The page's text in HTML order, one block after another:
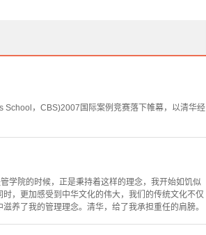
，CBS)2007国际案例竞赛落下帷幕，以清华经
学院的时候，正是秉持着这样的理念，我开始如饥似
，更加感受到中华文化的伟大，我们的传统文化不仅
养了我的管理理念。清华，给了我承担重任的肩膀。